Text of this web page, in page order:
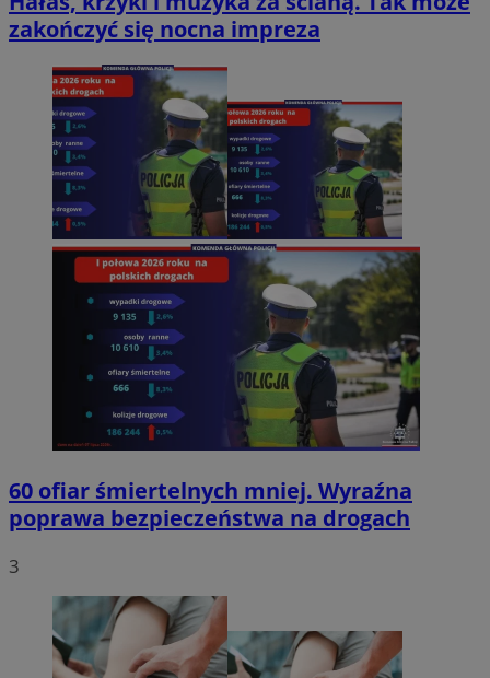
zakończyć się nocna impreza
60 ofiar śmiertelnych mniej. Wyraźna
poprawa bezpieczeństwa na drogach
3